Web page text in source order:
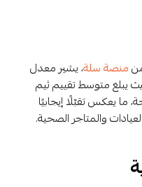
منصة سلة، يشير معدل
يبلغ متوسط تقييم ثيم
مراجعة متاحة، ما يعكس تقبّلًا إيجابيًا
والمتاجر الصحية.